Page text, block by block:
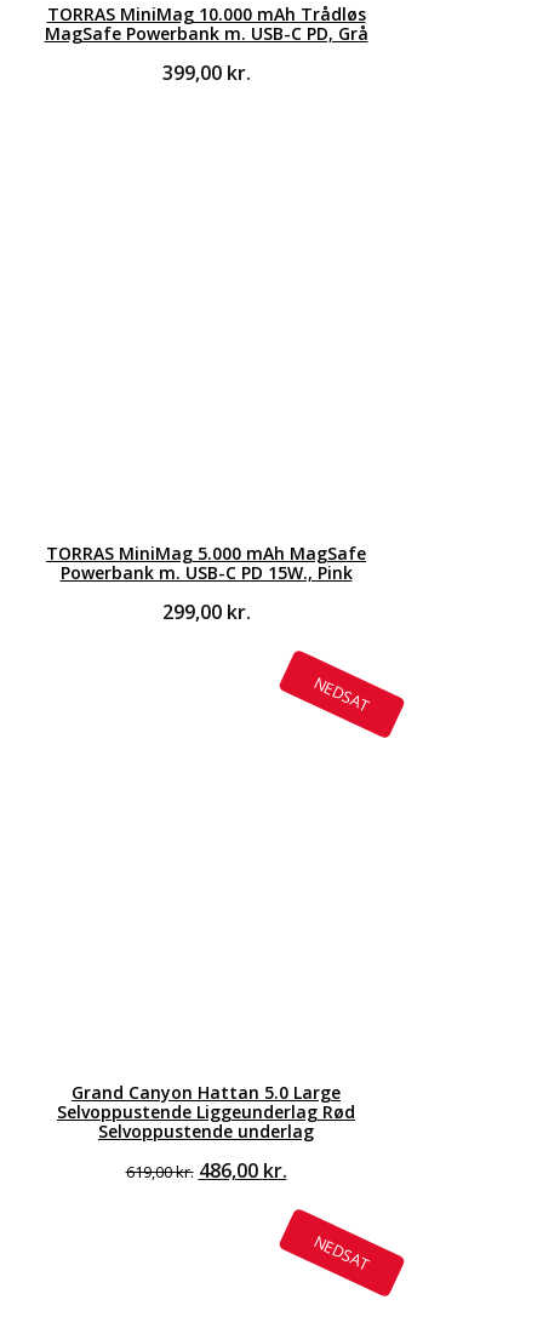
TORRAS MiniMag 10.000 mAh Trådløs
MagSafe Powerbank m. USB-C PD, Grå
399,00 kr.
TORRAS MiniMag 5.000 mAh MagSafe
Powerbank m. USB-C PD 15W., Pink
299,00 kr.
NEDSAT
Grand Canyon Hattan 5.0 Large
Selvoppustende Liggeunderlag Rød
Selvoppustende underlag
619,00kr. Den
619,00 kr..
486,00 kr.Den
pris
er:
486,00 kr..
NEDSAT